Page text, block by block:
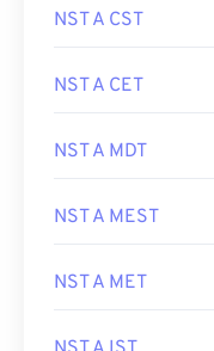
NST A CST
NST A CET
NST A MDT
NST A MEST
NST A MET